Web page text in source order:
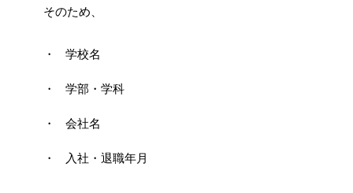
そのため、
学校名
学部・学科
会社名
入社・退職年月